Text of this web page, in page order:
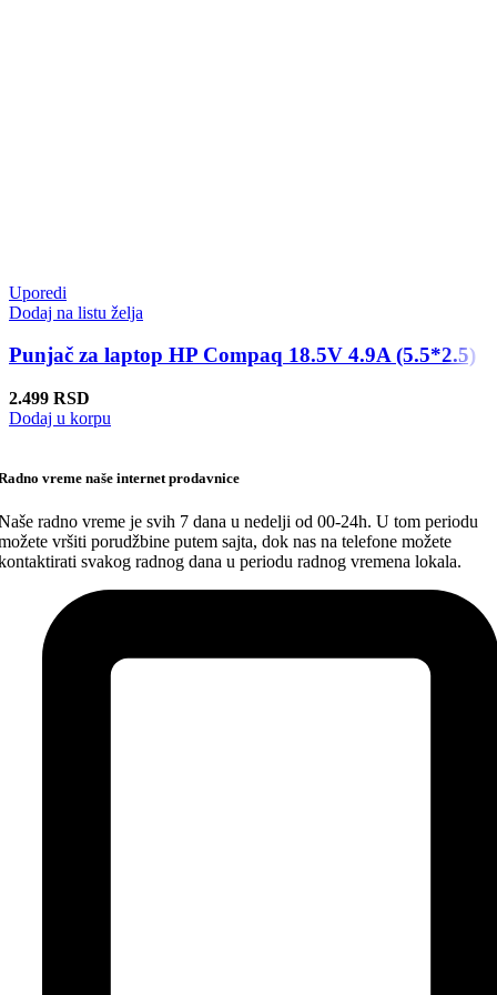
Uporedi
Dodaj na listu želja
Punjač za laptop HP Compaq 18.5V 4.9A (5.5*2.5)
2.499 RSD
Dodaj u korpu
vreme naše internet prodavnice
radno vreme je svih 7 dana u nedelji od 00-24h. U tom periodu
vršiti porudžbine putem sajta, dok nas na telefone možete
svakog radnog dana u periodu radnog vremena lokala.